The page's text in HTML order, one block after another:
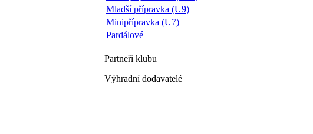
Mladší přípravka (U9)
Minipřípravka (U7)
Pardálové
Partneři klubu
Výhradní dodavatelé